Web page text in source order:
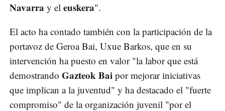
Navarra y el euskera".
El acto ha contado también con la participación de la
portavoz de Geroa Bai, Uxue Barkos, que en su
intervención ha puesto en valor "la labor que está
demostrando Gazteok Bai por mejorar iniciativas
que implican a la juventud" y ha destacado el "fuerte
compromiso" de la organización juvenil "por el